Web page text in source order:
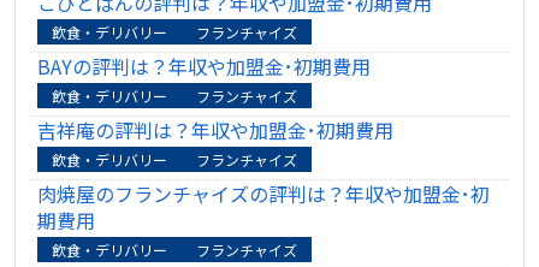
飲食・デリバリー フランチャイズ
BAYの評判は？年収や加盟金･初期費用
飲食・デリバリー フランチャイズ
吉祥庵の評判は？年収や加盟金･初期費用
飲食・デリバリー フランチャイズ
肉焼屋のフランチャイズの評判は？年収や加盟金･初
期費用
飲食・デリバリー フランチャイズ